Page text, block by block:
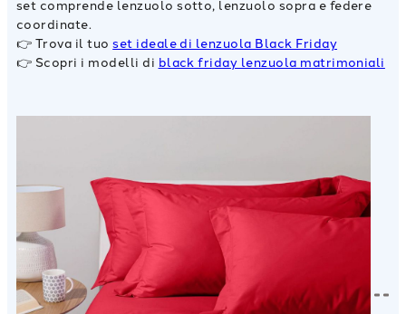
set comprende lenzuolo sotto, lenzuolo sopra e federe
coordinate.
👉 Trova il tuoset ideale di lenzuola Black Friday
👉 Scopri i modelli di black friday lenzuola matrimoniali